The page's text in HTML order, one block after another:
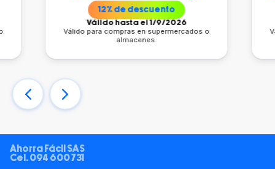
% de descuento
Válido hasta el 1/9/2026
Válido para compras en supermercados o
almacenes.
Válido
Ahorra Fácil SAS
Cel. 094 600 731